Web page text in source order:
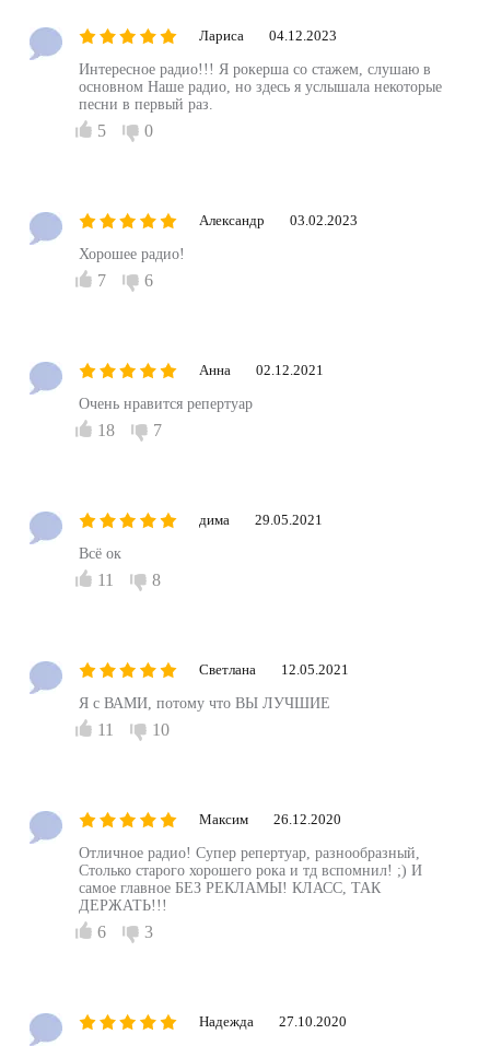
Лариса 04.12.2023
Интересное радио!!! Я рокерша со стажем, слушаю в
основном Наше радио, но здесь я услышала некоторые
песни в первый раз.
5 0
Александр 03.02.2023
Хорошее радио!
7 6
Анна 02.12.2021
Очень нравится репертуар
18 7
дима 29.05.2021
Всё ок
11 8
Светлана 12.05.2021
Я с ВАМИ, потому что ВЫ ЛУЧШИЕ
11 10
Максим 26.12.2020
Отличное радио! Супер репертуар, разнообразный,
Столько старого хорошего рока и тд вспомнил! ;) И
самое главное БЕЗ РЕКЛАМЫ! КЛАСС, ТАК
ДЕРЖАТЬ!!!
6 3
Надежда 27.10.2020